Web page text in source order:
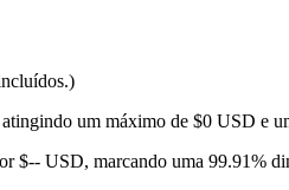
um máximo de $0 USD e
$-- USD, marcando uma 99.91%